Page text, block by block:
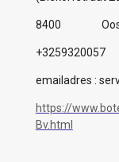
8400
+3259320057
emailadres :
https://
Bv.html